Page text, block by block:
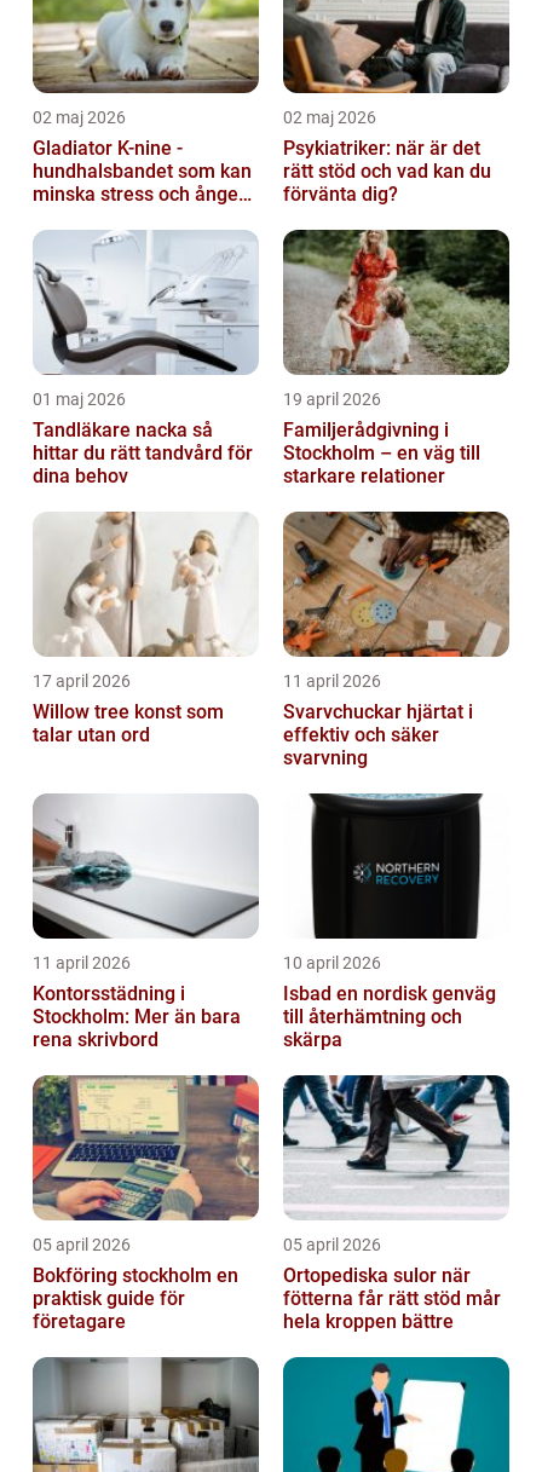
02 maj 2026
Gladiator K-nine -
hundhalsbandet som kan
minska stress och ångest
02 maj 2026
Psykiatriker: när är det
rätt stöd och vad kan du
förvänta dig?
01 maj 2026
Tandläkare nacka så
hittar du rätt tandvård för
dina behov
19 april 2026
Familjerådgivning i
Stockholm – en väg till
starkare relationer
17 april 2026
Willow tree konst som
talar utan ord
11 april 2026
Svarvchuckar hjärtat i
effektiv och säker
svarvning
11 april 2026
Kontorsstädning i
Stockholm: Mer än bara
rena skrivbord
10 april 2026
Isbad en nordisk genväg
till återhämtning och
skärpa
05 april 2026
Bokföring stockholm en
praktisk guide för
företagare
05 april 2026
Ortopediska sulor när
fötterna får rätt stöd mår
hela kroppen bättre